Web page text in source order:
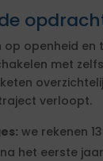
op openheid
met
verloopt.
we rekenen
het eerste jaar